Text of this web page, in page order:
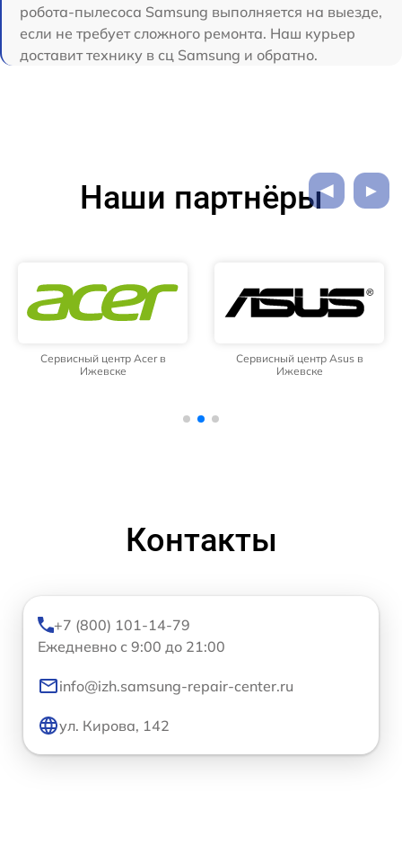
робота-пылесоса Samsung выполняется на выезде,
если не требует сложного ремонта. Наш курьер
доставит технику в сц Samsung и обратно.
Наши партнёры
Сервисный центр Acer в
Ижевске
Сервисный центр Asus в
Ижевске
Контакты
+7 (800) 101-14-79
Ежедневно с 9:00 до 21:00
info@izh.samsung-repair-center.ru
ул. Кирова, 142